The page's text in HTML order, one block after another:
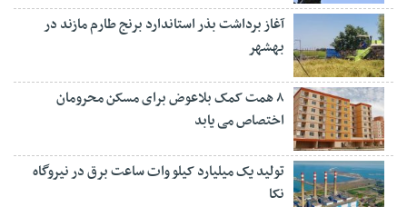
آغاز برداشت بذر استاندارد برنج طارم مازند در
بهشهر
۸ همت کمک بلاعوض برای مسکن محرومان
اختصاص می یابد
تولید یک میلیارد کیلو وات ساعت برق در نیروگاه
نکا